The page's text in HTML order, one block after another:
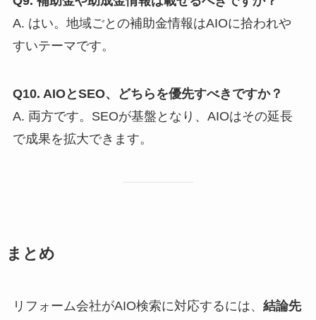
A. はい。地域ごとの補助金情報はAIOに拾われや
すいテーマです。
Q10. AIOとSEO、どちらを優先すべきですか？
A. 両方です。SEOが基盤となり、AIOはその延長
で成果を拡大できます。
まとめ
リフォーム会社がAIO検索に対応するには、 結論先